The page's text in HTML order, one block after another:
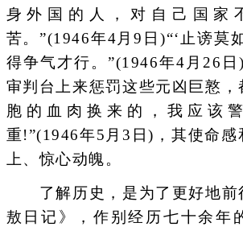
身外国的人，对自己国家
苦。”(1946年4月9日)“‘止谤莫
得争气才行。”(1946年4月26
审判台上来惩罚这些元凶巨憝，
胞的血肉换来的，我应该
重!”(1946年5月3日)，其使命感
上、惊心动魄。
了解历史，是为了更好地前
敖日记》，作别经历七十余年